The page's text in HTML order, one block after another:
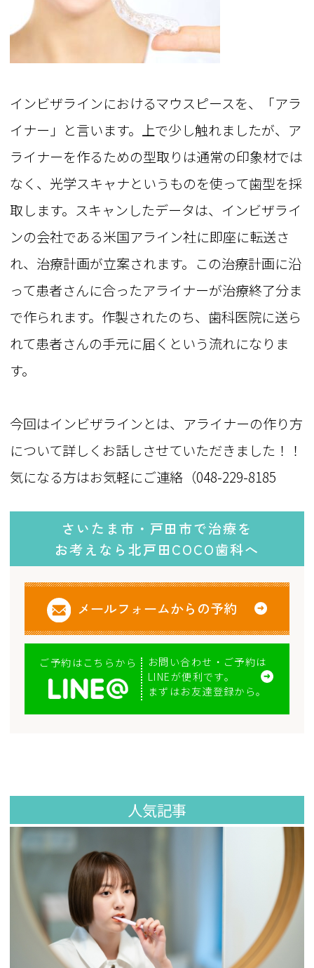
インビザラインにおけるマウスピースを、「アラ
イナー」と言います。上で少し触れましたが、ア
ライナーを作るための型取りは通常の印象材では
なく、光学スキャナというものを使って歯型を採
取します。スキャンしたデータは、インビザライ
ンの会社である米国アライン社に即座に転送さ
れ、治療計画が立案されます。この治療計画に沿
って患者さんに合ったアライナーが治療終了分ま
で作られます。作製されたのち、歯科医院に送ら
れて患者さんの手元に届くという流れになりま
す。
今回はインビザラインとは、アライナーの作り方
について詳しくお話しさせていただきました！！
気になる方はお気軽にご連絡（048-229-8185
さいたま市・戸田市で治療を
お考えなら北戸田COCO歯科へ
メールフォームからの予約
ご予約はこちらから
お問い合わせ・ご予約は
LINEが便利です。
まずはお友達登録から。
人気記事